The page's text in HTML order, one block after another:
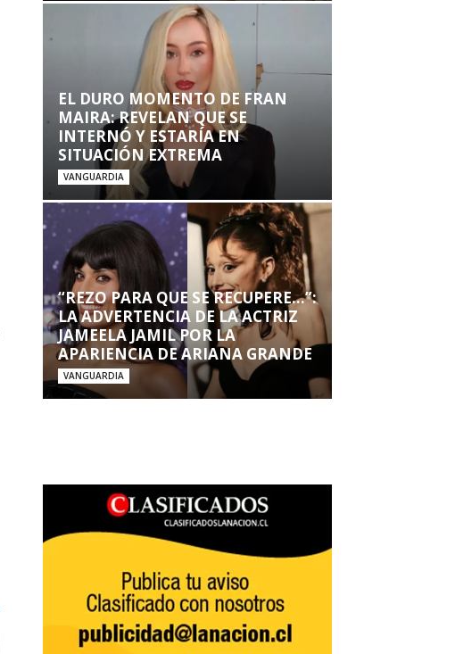
EL DURO MOMENTO DE FRAN
MAIRA: REVELAN QUE SE
INTERNÓ Y ESTARÍA EN
SITUACIÓN EXTREMA
VANGUARDIA
“REZO PARA QUE SE RECUPERE…”:
LA ADVERTENCIA DE LA ACTRIZ
JAMEELA JAMIL POR LA
APARIENCIA DE ARIANA GRANDE
VANGUARDIA